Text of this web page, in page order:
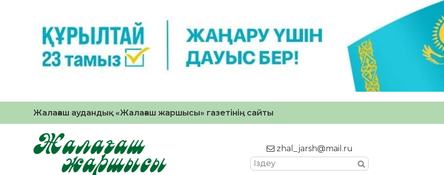
Жалағаш аудандық «Жалағаш жаршысы» газетінің сайты
zhal_jarsh@mail.ru